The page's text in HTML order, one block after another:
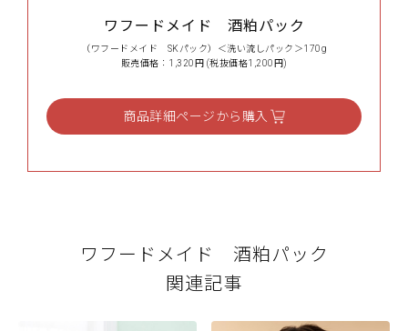
ワフードメイド 酒粕パック
（ワフードメイド SKパック）＜洗い流しパック＞170g
販売価格：1,320円 (税抜価格1,200円)
商品詳細ページから購入
ワフードメイド 酒粕パック
関連記事